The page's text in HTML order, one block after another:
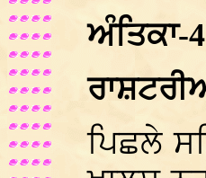
ਅੰਤਿਕਾ-4
ਪਿਛਲੇ